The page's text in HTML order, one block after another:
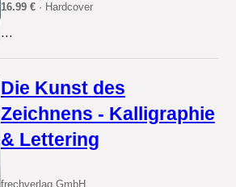
16.99 €· Hardcover
...
Die Kunst des
Zeichnens - Kalligraphie
& Lettering
frechverlag GmbH